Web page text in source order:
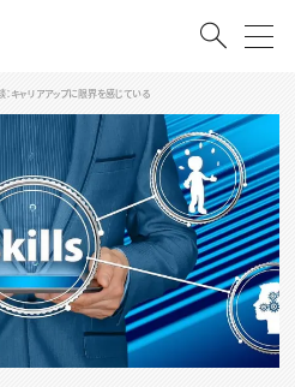
会員登録
キャリアアップに限界を感じている